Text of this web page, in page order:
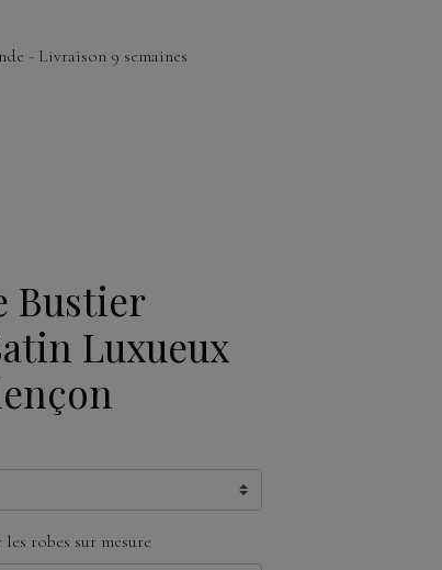
- Livraison 9 semaines
Bustier
Luxueux
robes sur mesure